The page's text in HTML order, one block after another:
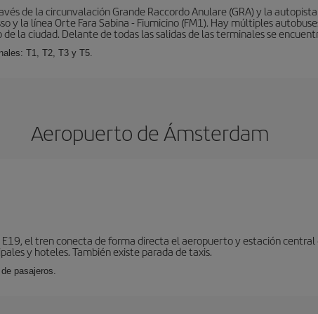
de la circunvalación Grande Raccordo Anulare (GRA) y la
y la línea Orte Fara Sabina - Fiumicino (FM1). Hay múltiples
la ciudad. Delante de todas las salidas de las terminales se
T1, T2, T3 y T5.
Aeropuerto de Ámsterdam
el tren conecta de forma directa el aeropuerto y estación central
y hoteles. También existe parada de taxis.
pasajeros.